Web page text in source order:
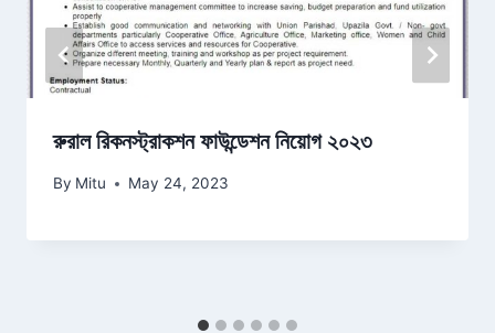
রুরাল রিকনস্ট্রাকশন ফাউন্ডেশন নিয়োগ ২০২৩
By Mitu May 24, 2023